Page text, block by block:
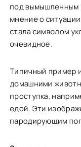
под вымышленным
мнение о
стала символом
очевидное.
Типичный пример
домашними
проступка,
едой. Эти
пародирующим